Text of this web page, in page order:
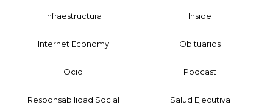
Infraestructura Inside
Internet Economy Obituarios
Ocio Podcast
Responsabilidad Social Salud Ejecutiva